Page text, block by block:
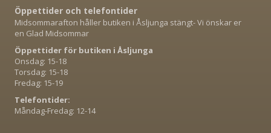
Öppettider och telefontider
Midsommarafton håller butiken i Åsljunga stängt- Vi önskar er
en Glad Midsommar
Öppettider för butiken i Åsljunga
Onsdag: 15-18
Torsdag: 15-18
Fredag: 15-19
Telefontider:
Måndag-Fredag: 12-14